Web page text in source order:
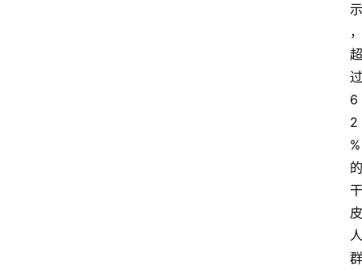
示
，
超
过
6
2
%
的
干
皮
人
群